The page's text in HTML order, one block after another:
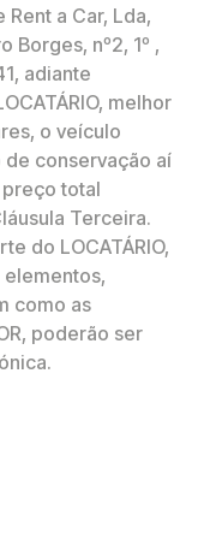
a Car, Lda,
Borges, nº2, 1º ,
adiante
melhor
o veículo
conservação aí
total
Terceira.
do LOCATÁRIO,
como as
poderão ser